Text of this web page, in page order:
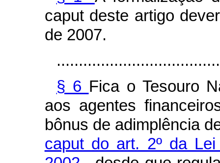
caput deste artigo
de 2007.
§ 6 Fica o Tesouro
aos agentes
bônus de adimplência
caput do art. 2º da